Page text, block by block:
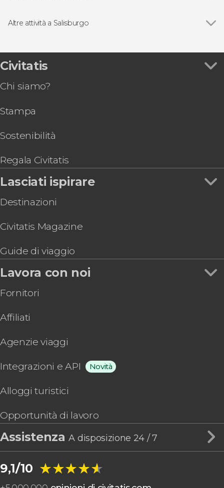
Escursioni di un giorno a Salisburgo
Altre attività a Salisburgo
Giro in barca al Palazzo di Hellbrunn + Giochi
d'acqua
Civitatis
Chi siamo?
Stampa
Sostenibilità
Regala Civitatis
Lasciati ispirare
Destinazioni
Civitatis Magazine
Guide di viaggio
Lavora con noi
Fornitori
Affiliati
Agenzie viaggi
Integrazioni e API Novità
Alloggi turistici
Opportunità di lavoro
AssistenzaA disposizione 24 / 7
9,1/10 ★★★★★
★★★★★